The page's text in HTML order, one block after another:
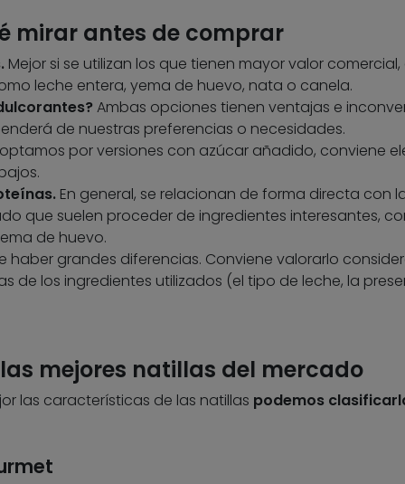
mirar antes de comprar
Mejor si se utilizan los que tienen mayor valor
leche entera, yema de huevo, nata o canela.
Ambas opciones tienen ventajas e
de nuestras preferencias o necesidades.
por versiones con azúcar añadido, conviene
En general, se relacionan de forma directa con
que suelen proceder de ingredientes interesantes,
de huevo.
haber grandes diferencias. Conviene valorarlo
de los ingredientes utilizados (el tipo de leche, la
mejores natillas del mercado
las características de las natillas podemos